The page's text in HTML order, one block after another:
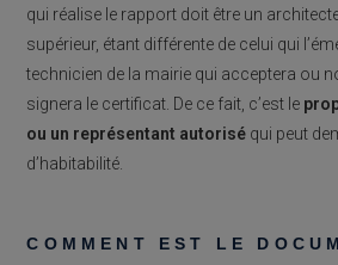
qui réalise le rapport doit être un
supérieur, étant différente de celui qui
technicien de la mairie qui acceptera ou
signera le certificat. De ce fait, c’est le
ou un représentant autorisé qui peut
d’habitabilité.
COMMENT EST LE